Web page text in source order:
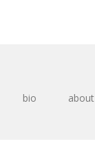
bio about